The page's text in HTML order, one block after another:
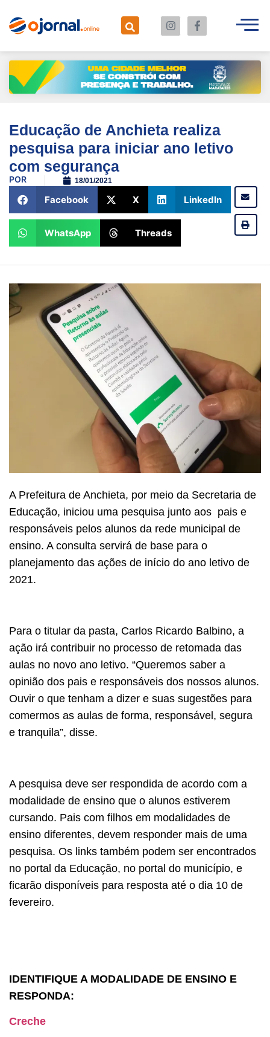
Educação de Anchieta realiza
pesquisa para iniciar ano letivo
com segurança
POR 18/01/2021
Facebook X LinkedIn
WhatsApp Threads
A Prefeitura de Anchieta, por meio da Secretaria de
Educação, iniciou uma pesquisa junto aos pais e
responsáveis pelos alunos da rede municipal de
ensino. A consulta servirá de base para o
planejamento das ações de início do ano letivo de
2021.
Para o titular da pasta, Carlos Ricardo Balbino, a
ação irá contribuir no processo de retomada das
aulas no novo ano letivo. “Queremos saber a
opinião dos pais e responsáveis dos nossos alunos.
Ouvir o que tenham a dizer e suas sugestões para
comermos as aulas de forma, responsável, segura
e tranquila”, disse.
A pesquisa deve ser respondida de acordo com a
modalidade de ensino que o alunos estiverem
cursando. Pais com filhos em modalidades de
ensino diferentes, devem responder mais de uma
pesquisa. Os links também podem ser encontrados
no portal da Educação, no portal do município, e
ficarão disponíveis para resposta até o dia 10 de
fevereiro.
IDENTIFIQUE A MODALIDADE DE ENSINO E
RESPONDA:
Creche